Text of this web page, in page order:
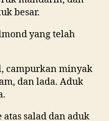
besar.
yang telah
campurkan minyak
dan lada. Aduk
salad dan aduk